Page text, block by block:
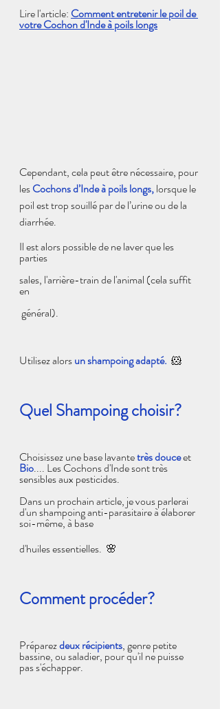
Lire l'article: Comment entretenir le poil de
votre Cochon d'Inde à poils longs
Cependant, cela peut être nécessaire, pour
les Cochons d’Inde à poils longs, lorsque le
poil est trop souillé par de l’urine ou de la
diarrhée.
Il est alors possible de ne laver que les
parties
sales, l'arrière-train de l'animal (cela suffit
en
général).
Utilisez alors un shampoing adapté. 🐹
Quel Shampoing choisir?
Choisissez une base lavante très douceet
Bio.... Les Cochons d'Inde sont très
sensibles aux pesticides.
Dans un prochain article, je vous parlerai
d'un shampoing anti-parasitaire à élaborer
soi-même, à base
d'huiles essentielles. 🌸
Comment procéder?
Préparez deux récipients, genre petite
bassine, ou saladier, pour qu'il ne puisse
pas s'échapper.